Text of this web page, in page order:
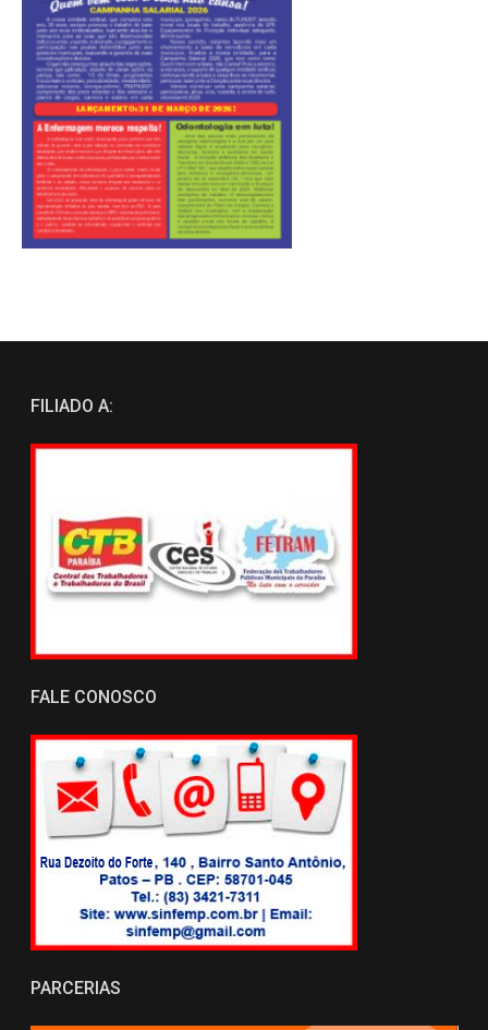
FILIADO A:
FALE CONOSCO
PARCERIAS